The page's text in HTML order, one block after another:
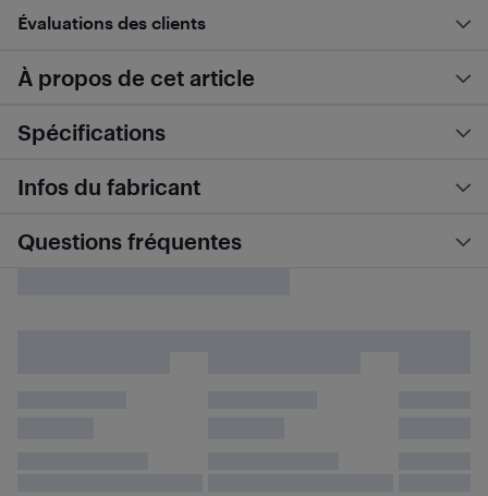
Évaluations des clients
À propos de cet article
Spécifications
Infos du fabricant
Questions fréquentes